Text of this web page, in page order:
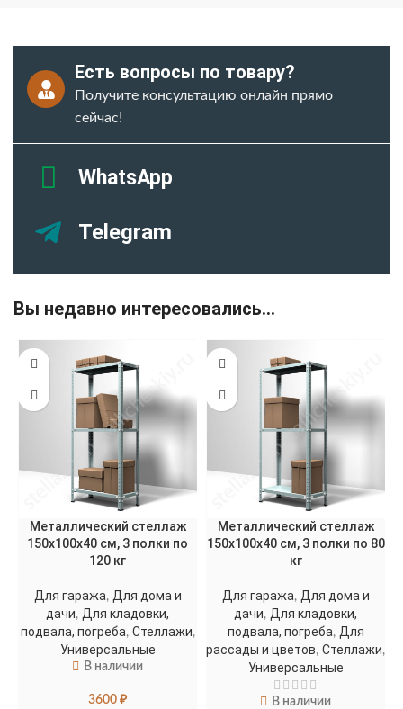
Есть вопросы по товару?
Получите консультацию онлайн прямо
сейчас!
WhatsApp
Telegram
Вы недавно интересовались...
Металлический стеллаж
150x100x40 см, 3 полки по
120 кг
Для гаража, Для дома и
дачи, Для кладовки,
подвала, погреба, Стеллажи,
Универсальные
В наличии
3600 ₽
Металлический стеллаж
150x100x40 см, 3 полки по 80
кг
Для гаража, Для дома и
дачи, Для кладовки,
подвала, погреба, Для
рассады и цветов, Стеллажи,
Универсальные
В наличии